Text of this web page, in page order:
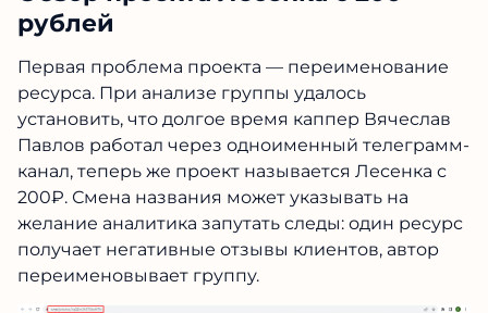
рублей
Первая проблема проекта — переименование
ресурса. При анализе группы удалось
установить, что долгое время каппер Вячеслав
Павлов работал через одноименный
телеграмм-канал, теперь же проект
называется Лесенка с 200₽. Смена названия
может указывать на желание аналитика
запутать следы: один ресурс получает
негативные отзывы клиентов, автор
переименовывает группу.